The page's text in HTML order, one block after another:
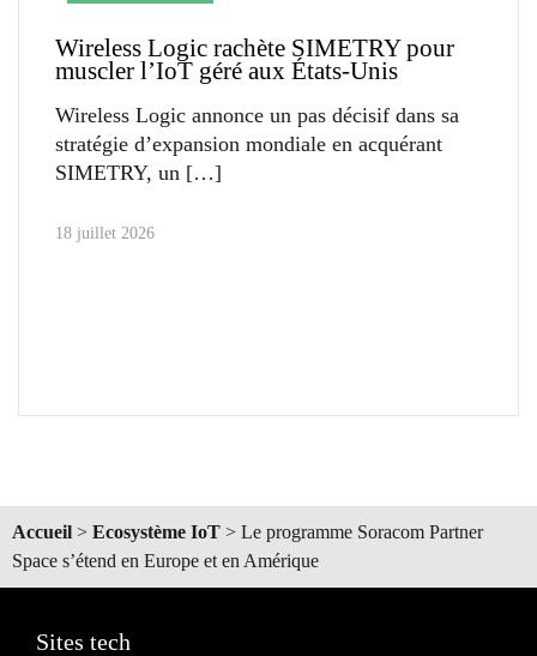
Wireless Logic rachète SIMETRY pour
muscler l’IoT géré aux États-Unis
Wireless Logic annonce un pas décisif dans sa
stratégie d’expansion mondiale en acquérant
SIMETRY, un
18 juillet 2026
Accueil > Ecosystème IoT > Le programme Soracom Partner
Space s’étend en Europe et en Amérique
Sites tech